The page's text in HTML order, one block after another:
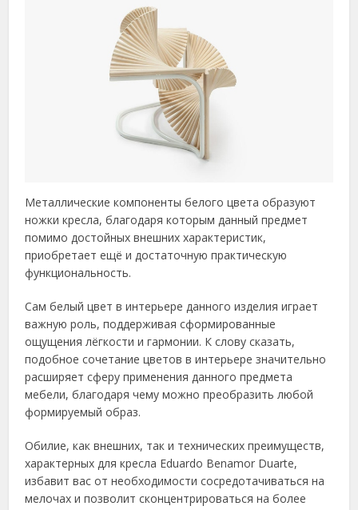
Металлические компоненты белого цвета образуют
ножки кресла, благодаря которым данный предмет
помимо достойных внешних характеристик,
приобретает ещё и достаточную практическую
функциональность.
Сам белый цвет в интерьере данного изделия играет
важную роль, поддерживая сформированные
ощущения лёгкости и гармонии. К слову сказать,
подобное сочетание цветов в интерьере значительно
расширяет сферу применения данного предмета
мебели, благодаря чему можно преобразить любой
формируемый образ.
Обилие, как внешних, так и технических преимуществ,
характерных для кресла Eduardo Benamor Duarte,
избавит вас от необходимости сосредотачиваться на
мелочах и позволит сконцентрироваться на более